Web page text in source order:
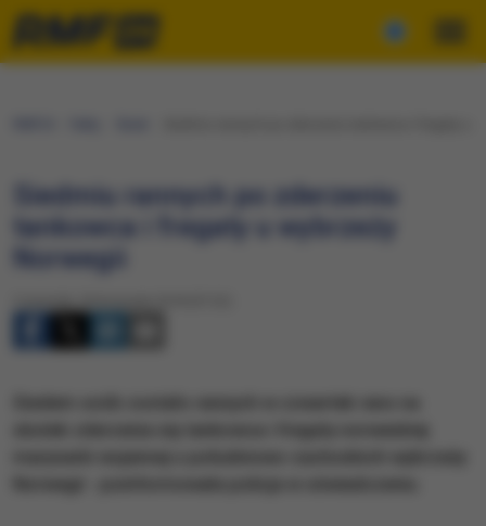
Siedmiu rannych po zderzeniu
tankowca i fregaty u wybrzeży
Norwegii